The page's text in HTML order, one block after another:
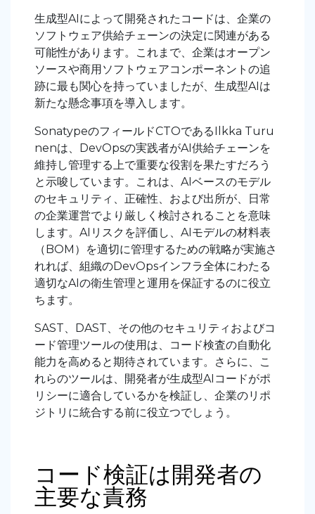
生成型AIによって開発されたコードは、企業の
ソフトウェア供給チェーンの決定に関連がある
可能性があります。これまで、企業はオープン
ソースや商用ソフトウェアコンポーネントの追
跡に最も関心を持っていましたが、生成型AIは
新たな懸念事項を導入します。
SonatypeのフィールドCTOであるIlkka Turu
nenは、DevOpsの実践者がAI供給チェーンを
維持し管理する上で重要な役割を果たすだろう
と示唆しています。これは、AIベースのモデル
のセキュリティ、正確性、および出所が、日常
の企業運営でより厳しく検討されることを意味
します。AIリスクを評価し、AIモデルの材料表
（BOM）を適切に管理するための戦略が実施さ
れれば、組織のDevOpsインフラ全体にわたる
適切なAIの衛生管理と運用を保証するのに役立
ちます。
SAST、DAST、その他のセキュリティおよびコ
ード管理ツールの使用は、コード検査の自動化
能力を高めると期待されています。さらに、こ
れらのツールは、開発者が生成型AIコードがポ
リシーに適合しているかを検証し、企業のリポ
ジトリに統合する前に役立つでしょう。
コード検証は開発者の
主要な責務